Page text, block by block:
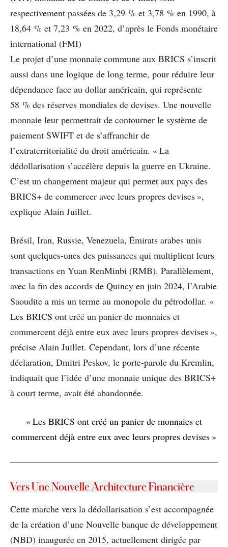
respectivement passées de 3,29 % et 3,78 % en 1990, à
18,64 % et 7,23 % en 2022, d’après le Fonds monétaire
international (FMI)
Le projet d’une monnaie commune aux BRICS s’inscrit
aussi dans une logique de long terme, pour réduire leur
dépendance face au dollar américain, qui représente
58 % des réserves mondiales de devises. Une nouvelle
monnaie leur permettrait de contourner le système de
paiement SWIFT et de s’affranchir de
l’extraterritorialité du droit américain. « La
dédollarisation s’accélère depuis la guerre en Ukraine.
C’est un changement majeur qui permet aux pays des
BRICS+ de commercer avec leurs propres devises »,
explique Alain Juillet.
Brésil, Iran, Russie, Venezuela, Émirats arabes unis
sont quelques-unes des puissances qui multiplient leurs
transactions en Yuan RenMinbi (RMB). Parallèlement,
avec la fin des accords de Quincy en juin 2024, l’Arabie
Saoudite a mis un terme au monopole du pétrodollar. «
Les BRICS ont créé un panier de monnaies et
commercent déjà entre eux avec leurs propres devises »,
précise Alain Juillet. Cependant, lors d’une récente
déclaration, Dmitri Peskov, le porte-parole du Kremlin,
indiquait que l’idée d’une monnaie unique des BRICS+
à court terme, avait été abandonnée.
« Les BRICS ont créé un panier de monnaies et
commercent déjà entre eux avec leurs propres devises »
Vers Une Nouvelle Architecture Financière
Cette marche vers la dédollarisation s’est accompagnée
de la création d’une Nouvelle banque de développement
(NBD) inaugurée en 2015, actuellement dirigée par